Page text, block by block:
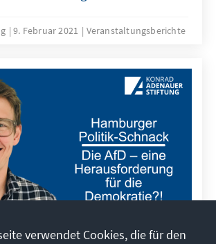
9. Februar 2021 Veranstaltungsberichte
verwendet Cookies, die für den